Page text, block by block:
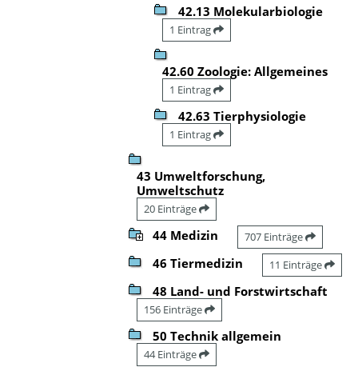
42.13 Molekularbiologie
1 Eintrag
42.60 Zoologie: Allgemeines
1 Eintrag
42.63 Tierphysiologie
1 Eintrag
43 Umweltforschung,
Umweltschutz
20 Einträge
44 Medizin 707 Einträge
46 Tiermedizin 11 Einträge
48 Land- und Forstwirtschaft
156 Einträge
50 Technik allgemein
44 Einträge